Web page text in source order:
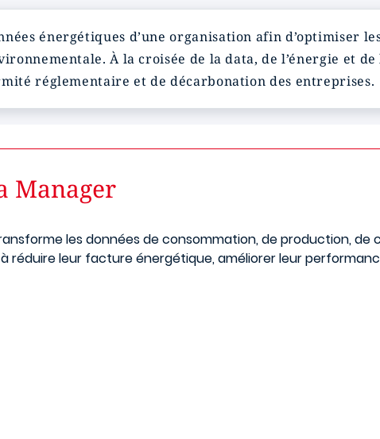
énergétiques d’une organisation afin d’optimiser
À la croisée de la data, de l’énergie et de
réglementaire et de décarbonation des entreprises.
Manager
les données de consommation, de production, de
réduire leur facture énergétique, améliorer leur